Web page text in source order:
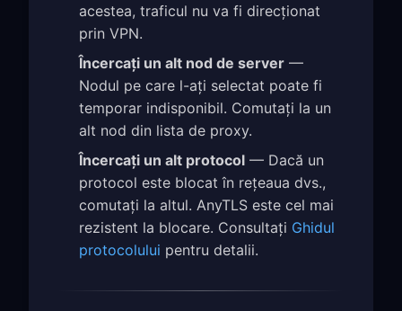
acestea, traficul nu va fi direcționat
prin VPN.
Încercați un alt nod de server —
Nodul pe care l-ați selectat poate fi
temporar indisponibil. Comutați la un
alt nod din lista de proxy.
Încercați un alt protocol — Dacă un
protocol este blocat în rețeaua dvs.,
comutați la altul. AnyTLS este cel mai
rezistent la blocare. Consultați Ghidul
protocolului pentru detalii.